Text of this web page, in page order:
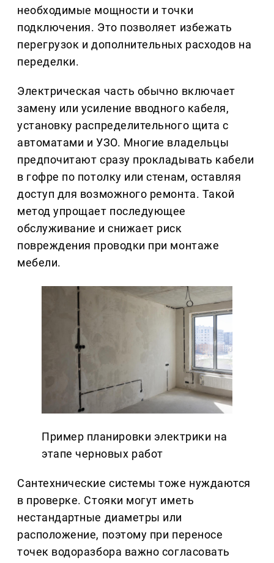
необходимые мощности и точки
подключения. Это позволяет избежать
перегрузок и дополнительных расходов на
переделки.
Электрическая часть обычно включает
замену или усиление вводного кабеля,
установку распределительного щита с
автоматами и УЗО. Многие владельцы
предпочитают сразу прокладывать кабели
в гофре по потолку или стенам, оставляя
доступ для возможного ремонта. Такой
метод упрощает последующее
обслуживание и снижает риск
повреждения проводки при монтаже
мебели.
Пример планировки электрики на
этапе черновых работ
Сантехнические системы тоже нуждаются
в проверке. Стояки могут иметь
нестандартные диаметры или
расположение, поэтому при переносе
точек водоразбора важно согласовать